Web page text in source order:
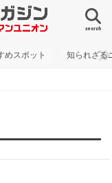
search
めスポット 知られざる